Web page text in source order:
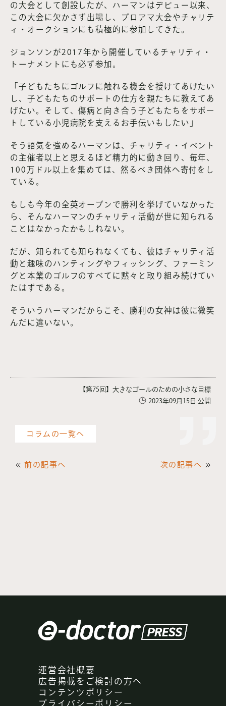
の大会として創設したが、ハーマンはデビュー以来、
この大会に欠かさず出場し、プロアマ大会やチャリテ
ィ・オークションにも積極的に参加してきた。
ジョンソンが2017年から開催しているチャリティ・
トーナメントにも必ず参加。
「子どもたちにゴルフに触れる機会を授けてあげたい
し、子どもたちのサポートの仕方を親たちに教えてあ
げたい。そして、傷病と向き合う子どもたちをサポー
トしている小児病院を支えるお手伝いもしたい」
そう語気を強めるハーマンは、チャリティ・イベント
の主催者以上と思えるほど精力的に動き回り、毎年、
100万ドル以上を集めては、然るべき団体へ寄付をし
ている。
もしも今年の全英オープンで勝利を挙げていなかった
ら、そんなハーマンのチャリティ活動が世に知られる
ことはなかったかもしれない。
だが、知られても知られなくても、彼はチャリティ活
動と趣味のハンティングやフィッシング、ファーミン
グと本業のゴルフのすべてに黙々と取り組み続けてい
たはずである。
そういうハーマンだからこそ、勝利の女神は彼に微笑
んだに違いない。
【第75回】大きなゴールのための小さな目標
2023年09月15日 公開
前の記事へ
コラムの一覧へ
次の記事へ
運営会社概要
広告掲載をご検討の方へ
コンテンツポリシー
プライバシーポリシー